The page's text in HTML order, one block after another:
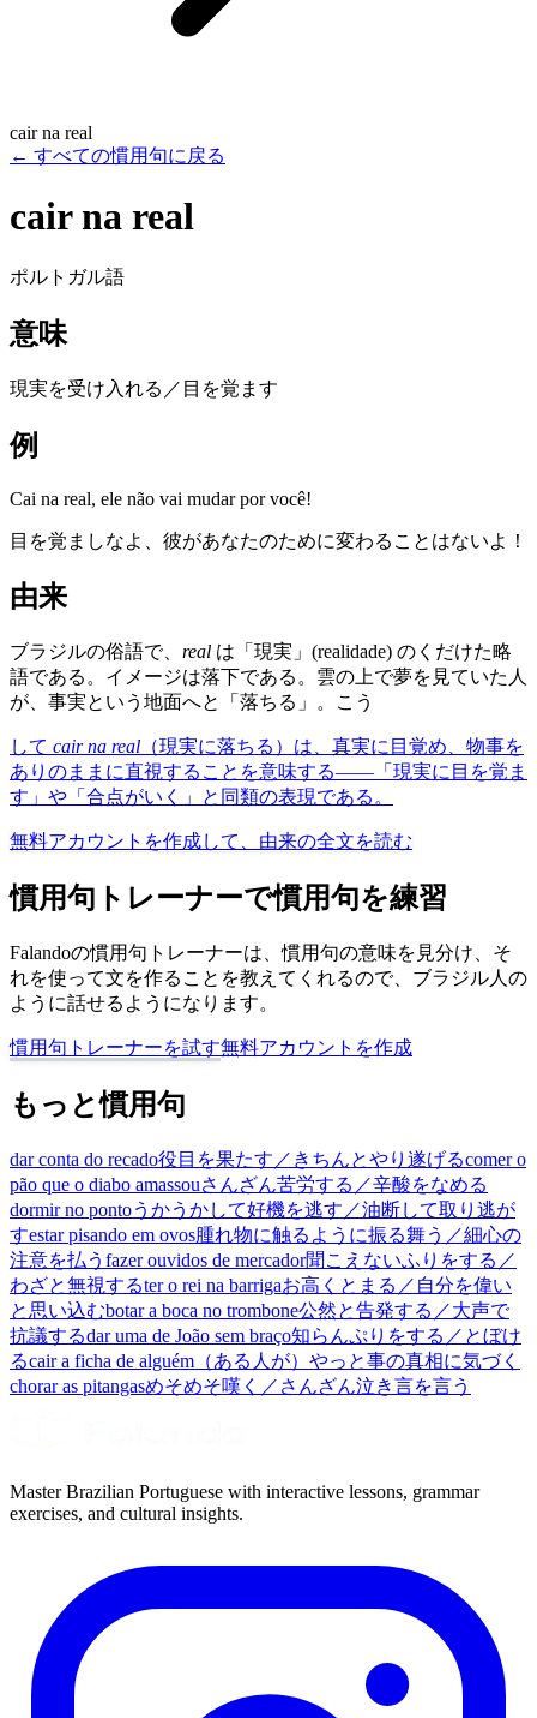
cair na real
← すべての慣用句に戻る
cair na real
ポルトガル語
意味
現実を受け入れる／目を覚ます
例
Cai na real, ele não vai mudar por você!
目を覚ましなよ、彼があなたのために変わることはないよ！
由来
ブラジルの俗語で、 real は「現実」(realidade) のくだけた略
語である。イメージは落下である。雲の上で夢を見ていた人
が、事実という地面へと「落ちる」。こう
して cair na real （現実に落ちる）は、真実に目覚め、物事を
ありのままに直視することを意味する——「現実に目を覚ま
す」や「合点がいく」と同類の表現である。
無料アカウントを作成して、由来の全文を読む
慣用句トレーナーで慣用句を練習
Falandoの慣用句トレーナーは、慣用句の意味を見分け、そ
れを使って文を作ることを教えてくれるので、ブラジル人の
ように話せるようになります。
慣用句トレーナーを試す無料アカウントを作成
もっと慣用句
dar conta do recado役目を果たす／きちんとやり遂げるcomer o
pão que o diabo amassouさんざん苦労する／辛酸をなめる
dormir no pontoうかうかして好機を逃す／油断して取り逃が
すestar pisando em ovos腫れ物に触るように振る舞う／細心の
注意を払う fazer ouvidos de mercador聞こえないふりをする／
わざと無視するter o rei na barrigaお高くとまる／自分を偉い
と思い込むbotar a boca no trombone公然と告発する／大声で
抗議するdar uma de João sem braço知らんぷりをする／とぼけ
るcair a ficha de alguém （ある人が）やっと事の真相に気づく
chorar as pitangasめそめそ嘆く／さんざん泣き言を言う
Master Brazilian Portuguese with interactive lessons, grammar
exercises, and cultural insights.